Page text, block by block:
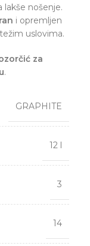
lakše nošenje.
i opremljen
uslovima.
za
.
GRAPHITE
12 l
3
14